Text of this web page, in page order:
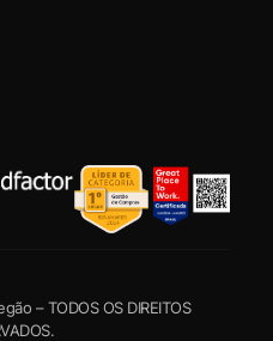
– TODOS OS DIREITOS